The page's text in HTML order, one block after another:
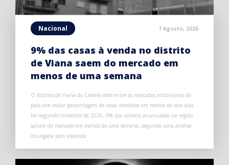
Nacional 7 Agosto, 2026
9% das casas à venda no distrito
de Viana saem do mercado em
menos de uma semana
O distrito de Viana do Castelo está entre os mercados imobiliários do
país com maior percentagem de casas vendidas em menos de sete dias.
No segundo trimestre de 2026, 9% dos imóveis anunciados na região
saíram do mercado em menos de uma semana, segundo uma análise
divulgada pelo idealista.